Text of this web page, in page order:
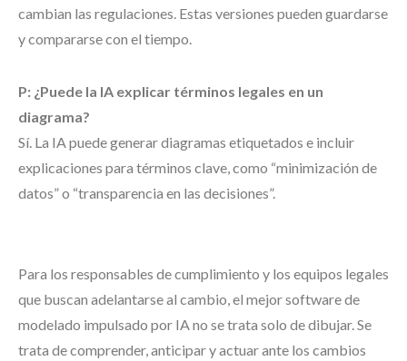
cambian las regulaciones. Estas versiones pueden guardarse
y compararse con el tiempo.
P: ¿Puede la IA explicar términos legales en un
diagrama?
Sí. La IA puede generar diagramas etiquetados e incluir
explicaciones para términos clave, como “minimización de
datos” o “transparencia en las decisiones”.
Para los responsables de cumplimiento y los equipos legales
que buscan adelantarse al cambio, el mejor software de
modelado impulsado por IA no se trata solo de dibujar. Se
trata de comprender, anticipar y actuar ante los cambios